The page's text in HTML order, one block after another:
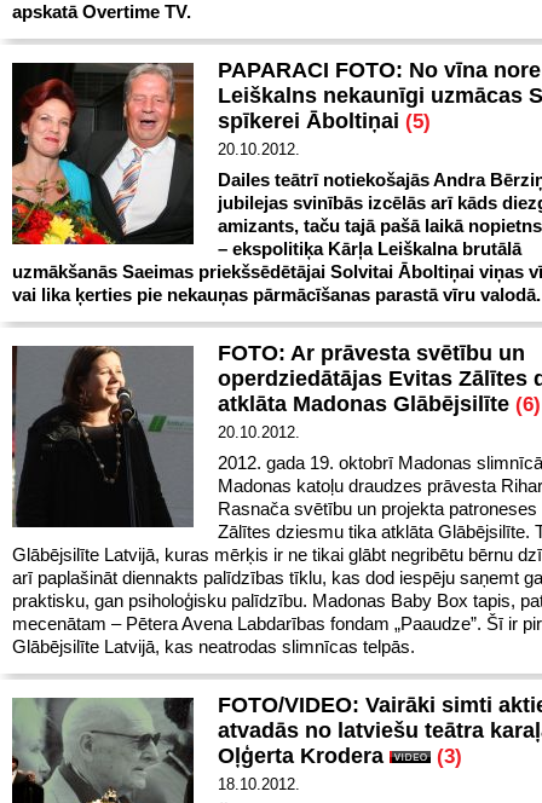
apskatā Overtime TV.
PAPARACI FOTO: No vīna
Leiškalns nekaunīgi uzmācas
spīkerei Āboltiņai (5)
20.10.2012.
Dailes teātrī notiekošajās Andra
jubilejas svinībās izcēlās arī kāds
amizants, taču tajā pašā laikā
– ekspolitiķa Kārļa Leiškalna brutālā
uzmākšanās Saeimas priekšsēdētājai Solvitai Āboltiņai viņas
vai lika ķerties pie nekauņas pārmācīšanas parastā vīru valodā.
FOTO: Ar prāvesta svētību un
operdziedātājas Evitas Zālītes
atklāta Madonas Glābējsilīte (6)
20.10.2012.
2012. gada 19. oktobrī Madonas
Madonas katoļu draudzes prāvesta
Rasnača svētību un projekta
Zālītes dziesmu tika atklāta Glābējsilīte.
Glābējsilīte Latvijā, kuras mērķis ir ne tikai glābt negribētu bērnu
arī paplašināt diennakts palīdzības tīklu, kas dod iespēju saņemt
praktisku, gan psiholoģisku palīdzību. Madonas Baby Box tapis,
mecenātam – Pētera Avena Labdarības fondam „Paaudze”. Šī ir
Glābējsilīte Latvijā, kas neatrodas slimnīcas telpās.
FOTO/VIDEO: Vairāki simti
atvadās no latviešu teātra
Oļģerta Krodera
(3)
18.10.2012.